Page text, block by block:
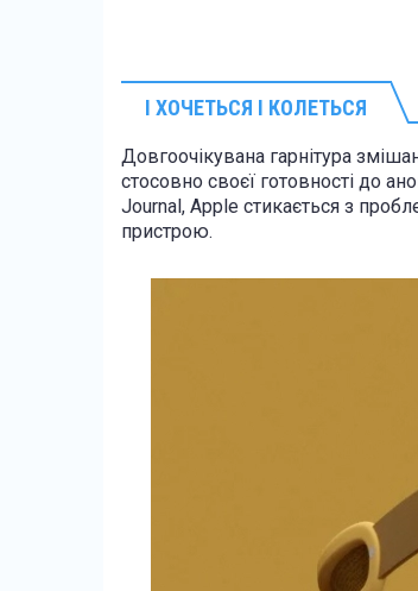
І ХОЧЕТЬСЯ І КОЛЕТЬСЯ
Довгоочікувана гарнітура
стосовно своєї готовності до
Journal, Apple стикається з
пристрою.